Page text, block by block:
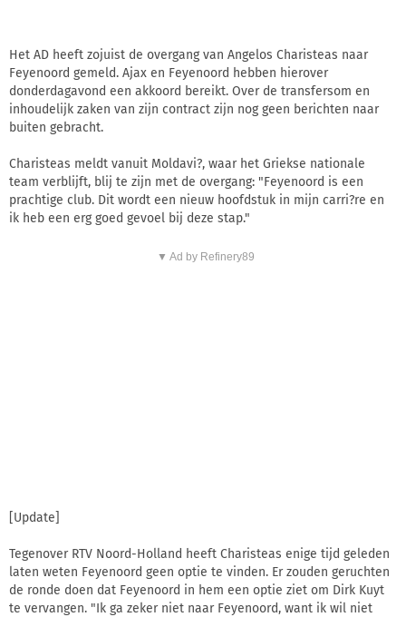
Het AD heeft zojuist de overgang van Angelos Charisteas naar
Feyenoord gemeld. Ajax en Feyenoord hebben hierover
donderdagavond een akkoord bereikt. Over de transfersom en
inhoudelijk zaken van zijn contract zijn nog geen berichten naar
buiten gebracht.
Charisteas meldt vanuit Moldavi?, waar het Griekse nationale
team verblijft, blij te zijn met de overgang: "Feyenoord is een
prachtige club. Dit wordt een nieuw hoofdstuk in mijn carri?re en
ik heb een erg goed gevoel bij deze stap."
▼ Ad by Refinery89
[Update]
Tegenover RTV Noord-Holland heeft Charisteas enige tijd geleden
laten weten Feyenoord geen optie te vinden. Er zouden geruchten
de ronde doen dat Feyenoord in hem een optie ziet om Dirk Kuyt
te vervangen. "Ik ga zeker niet naar Feyenoord, want ik wil niet